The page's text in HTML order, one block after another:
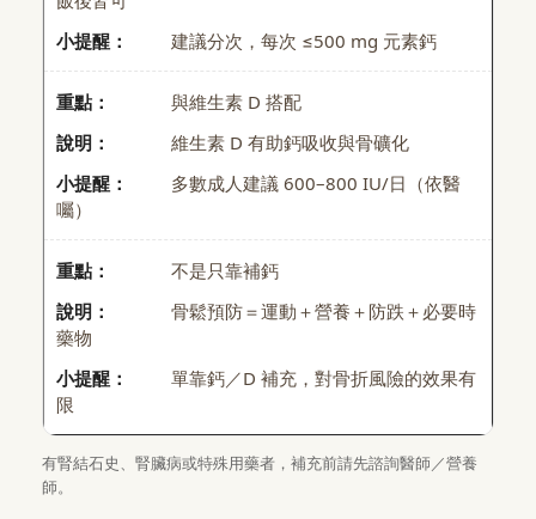
建議分次，每次 ≤500 mg 元素鈣
與維生素 D 搭配
維生素 D 有助鈣吸收與骨礦化
多數成人建議 600–800 IU/日（依醫
囑）
不是只靠補鈣
骨鬆預防＝運動＋營養＋防跌＋必要時
藥物
單靠鈣／D 補充，對骨折風險的效果有
限
有腎結石史、腎臟病或特殊用藥者，補充前請先諮詢醫師／營養
師。